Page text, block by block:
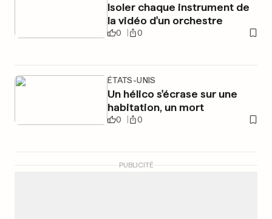
Isoler chaque instrument de
la vidéo d'un orchestre
0 0
ÉTATS-UNIS
Un hélico s'écrase sur une
habitation, un mort
0 0
PUBLICITÉ